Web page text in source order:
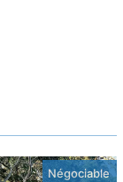
Négociable